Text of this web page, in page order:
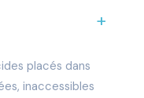
placés dans
inaccessibles